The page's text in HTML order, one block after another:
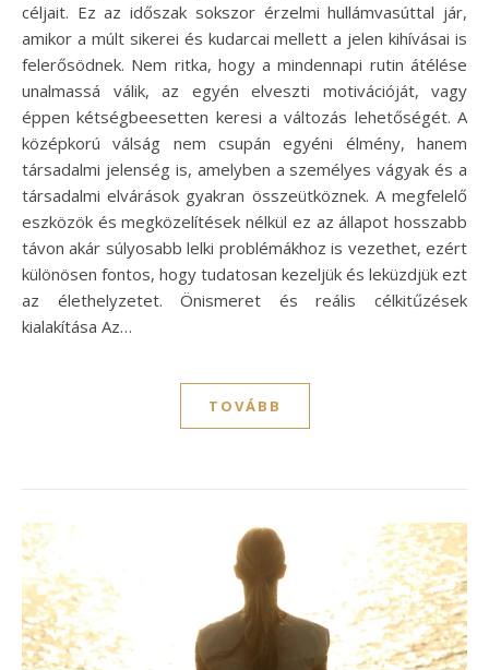
céljait. Ez az időszak sokszor érzelmi hullámvasúttal jár,
amikor a múlt sikerei és kudarcai mellett a jelen kihívásai is
felerősödnek. Nem ritka, hogy a mindennapi rutin átélése
unalmassá válik, az egyén elveszti motivációját, vagy
éppen kétségbeesetten keresi a változás lehetőségét. A
középkorú válság nem csupán egyéni élmény, hanem
társadalmi jelenség is, amelyben a személyes vágyak és a
társadalmi elvárások gyakran összeütköznek. A megfelelő
eszközök és megközelítések nélkül ez az állapot hosszabb
távon akár súlyosabb lelki problémákhoz is vezethet, ezért
különösen fontos, hogy tudatosan kezeljük és leküzdjük ezt
az élethelyzetet. Önismeret és reális célkitűzések
kialakítása Az…
TOVÁBB